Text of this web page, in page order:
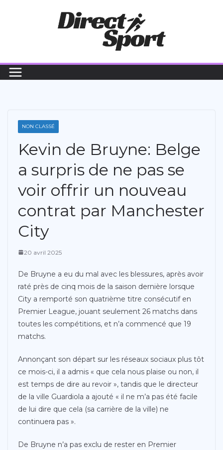
NON CLASSÉ
Kevin de Bruyne: Belge
a surpris de ne pas se
voir offrir un nouveau
contrat par Manchester
City
20 avril 2025
De Bruyne a eu du mal avec les blessures, après avoir
raté près de cinq mois de la saison dernière lorsque
City a remporté son quatrième titre consécutif en
Premier League, jouant seulement 26 matchs dans
toutes les compétitions, et n’a commencé que 19
matchs.
Annonçant son départ sur les réseaux sociaux plus tôt
ce mois-ci, il a admis « que cela nous plaise ou non, il
est temps de dire au revoir », tandis que le directeur
de la ville Guardiola a ajouté « il ne m’a pas été facile
de lui dire que cela (sa carrière de la ville) ne
continuera pas ».
De Bruyne n’a pas exclu de rester en Premier